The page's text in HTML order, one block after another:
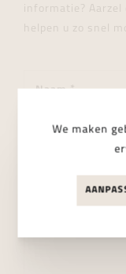
informatie? Aarzel
helpen u zo snel
We maken